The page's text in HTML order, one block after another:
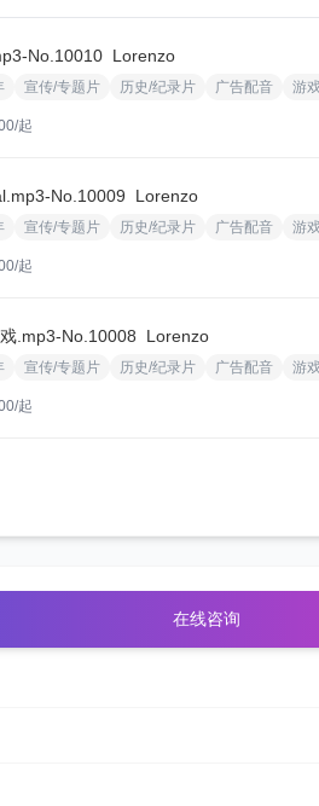
-No.10010 ‌Lorenzo‌
宣传/专题片 历史/纪录片 广告配音 游
/起
-No.10009 ‌Lorenzo‌
宣传/专题片 历史/纪录片 广告配音 游
/起
.mp3-No.10008 ‌Lorenzo‌
宣传/专题片 历史/纪录片 广告配音 游
/起
在线咨询